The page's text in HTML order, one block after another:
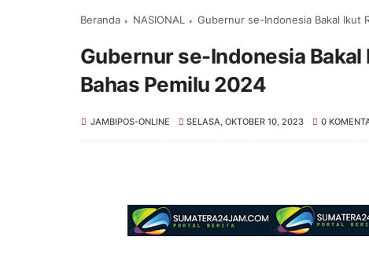
Beranda NASIONAL Gubernur se-Indonesia Bakal Ikut
Gubernur se-Indonesia Bakal
Bahas Pemilu 2024
JAMBIPOS-ONLINE SELASA, OKTOBER 10, 2023 0